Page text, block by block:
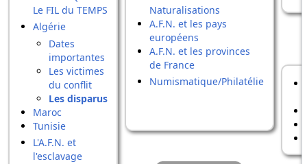
Le FIL du TEMPS
Algérie
Dates
importantes
Les victimes
du conflit
Les disparus
Maroc
Tunisie
L'A.F.N. et
l'esclavage
Naturalisations
A.F.N. et les pays
européens
A.F.N. et les provinces
de France
Numismatique/Philatélie